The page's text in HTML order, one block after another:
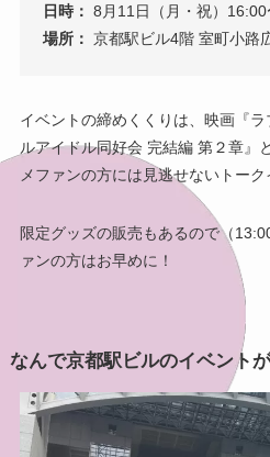
日時： 8月11日（月・祝）
場所： 京都駅ビル4階 室町小路
イベントの締めくくりは、映画『
ルアイドル同好会 完結編 第２章』
メファンの方には見逃せないトーク
限定グッズの販売もあるので（
ァンの方はお早めに！
なんで京都駅ビルのイベント